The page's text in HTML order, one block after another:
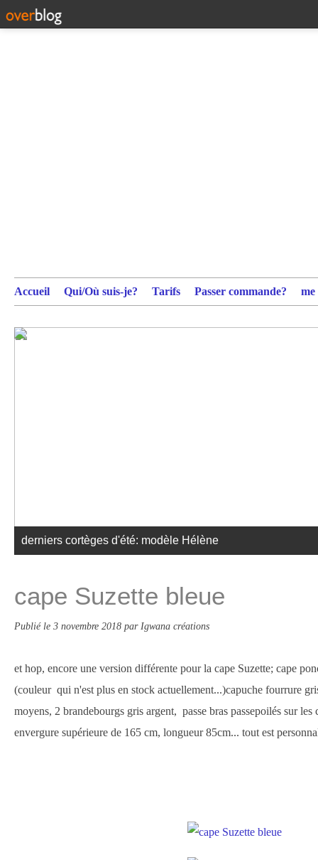
Accueil Qui/Où suis-je? Tarifs Passer commande?
derniers cortèges d'été: modèle Hélène
cape Suzette bleue
Publié le 3 novembre 2018 par Igwana créations
et hop, encore une version différente pour la cape Suzette; cape
(couleur qui n'est plus en stock actuellement...)capuche fourrure
moyens, 2 brandebourgs gris argent, passe bras passepoilés sur
envergure supérieure de 165 cm, longueur 85cm... tout est